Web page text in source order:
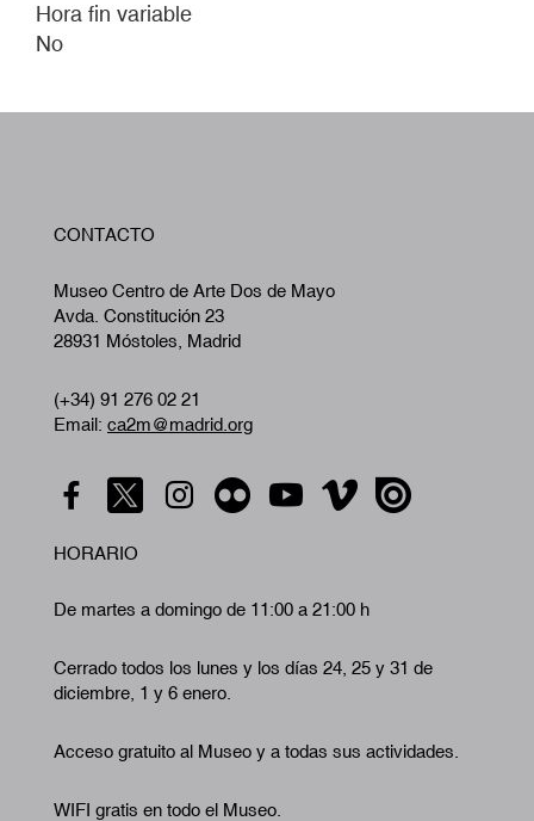
Hora fin variable
No
CONTACTO
Museo Centro de Arte Dos de Mayo
Avda. Constitución 23
28931 Móstoles, Madrid
(+34) 91 276 02 21
Email: ca2m@madrid.org
HORARIO
De martes a domingo de 11:00 a 21:00 h
Cerrado todos los lunes y los días 24, 25 y 31 de
diciembre, 1 y 6 enero.
Acceso gratuito al Museo y a todas sus actividades.
WIFI gratis en todo el Museo.